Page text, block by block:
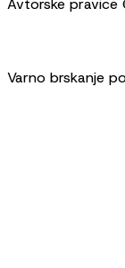
Avtorske pravice
Varno brskanje